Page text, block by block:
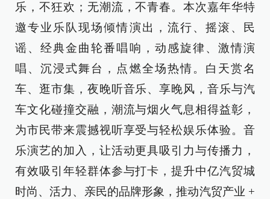
乐，不狂欢；无潮流，不青春。本次嘉年华特
邀专业乐队现场倾情演出，流行、摇滚、民
谣、经典金曲轮番唱响，动感旋律、激情演
唱、沉浸式舞台，点燃全场热情。白天赏名
车、逛市集，夜晚听音乐、享晚风，音乐与汽
车文化碰撞交融，潮流与烟火气息相得益彰，
为市民带来震撼视听享受与轻松娱乐体验。音
乐演艺的加入，让活动更具吸引力与传播力，
有效吸引年轻群体参与打卡，提升中亿汽贸城
时尚、活力、亲民的品牌形象，推动汽贸产业 +